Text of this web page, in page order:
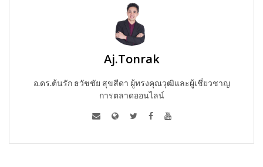
Aj.Tonrak
อ.ดร.ต้นรัก ธวัชชัย สุขสีดา ผู้ทรงคุณวุฒิและผู้เชี่ยวชาญ
การตลาดออนไลน์